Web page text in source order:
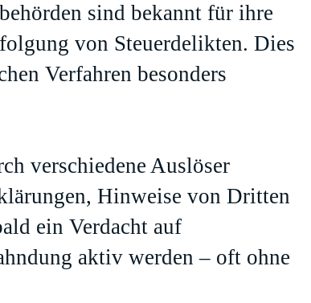
sind bekannt für ihre
von Steuerdelikten. Dies
Verfahren besonders
verschiedene Auslöser
Hinweise von Dritten
ein Verdacht auf
aktiv werden – oft ohne